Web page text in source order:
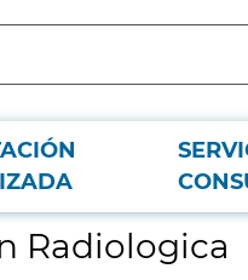
Radiologica